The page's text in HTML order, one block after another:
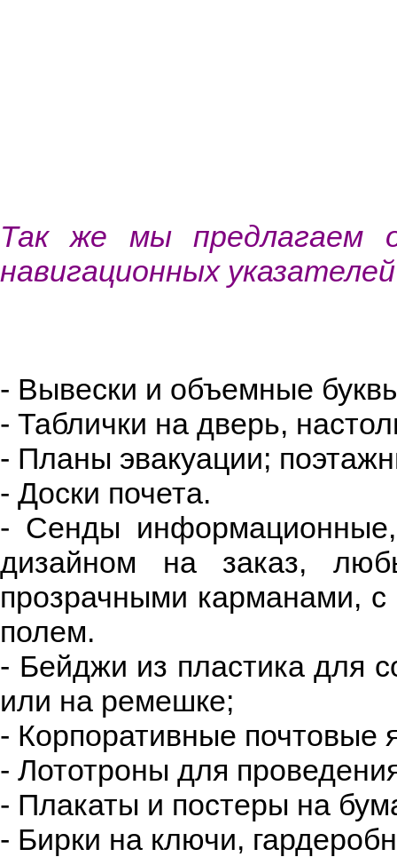
Так же мы предлагаем
навигационных
- Вывески и объемные
- Таблички на дверь,
- Планы эвакуации;
- Доски почета.
- Сенды
дизайном на заказ,
прозрачными карманами, с
полем.
- Бейджи из пластика для
или на ремешке;
- Корпоративные почтовые
- Лототроны для
- Плакаты и постеры на
- Бирки на ключи,